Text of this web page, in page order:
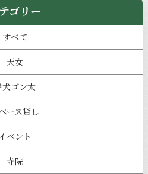
ゴリー
すべて
天女
犬ゴン太
ース貸し
ベント
寺院